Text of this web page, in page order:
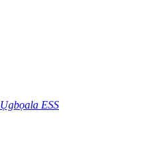
Ụgbọala ESS